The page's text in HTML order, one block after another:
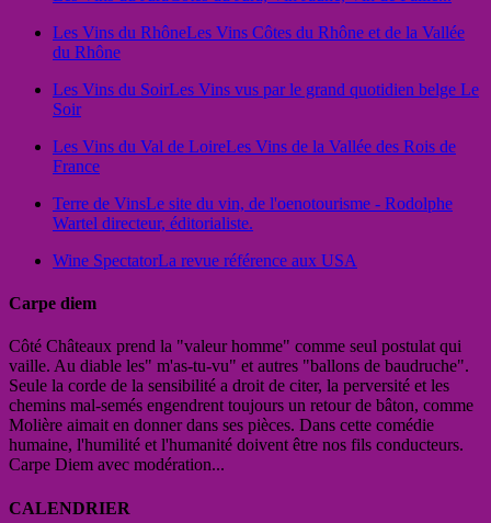
Les Vins du RhôneLes Vins Côtes du Rhône et de la Vallée
du Rhône
Les Vins du SoirLes Vins vus par le grand quotidien belge Le
Soir
Les Vins du Val de LoireLes Vins de la Vallée des Rois de
France
Terre de VinsLe site du vin, de l'oenotourisme - Rodolphe
Wartel directeur, éditorialiste.
Wine SpectatorLa revue référence aux USA
Carpe diem
Côté Châteaux prend la "valeur homme" comme seul postulat qui
vaille. Au diable les" m'as-tu-vu" et autres "ballons de baudruche".
Seule la corde de la sensibilité a droit de citer, la perversité et les
chemins mal-semés engendrent toujours un retour de bâton, comme
Molière aimait en donner dans ses pièces. Dans cette comédie
humaine, l'humilité et l'humanité doivent être nos fils conducteurs.
Carpe Diem avec modération...
CALENDRIER